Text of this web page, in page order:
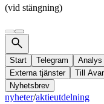
(vid stängning)
Start Telegram Analys
Externa tjänster
Till
Nyhetsbrev
nyheter/aktieutdelning